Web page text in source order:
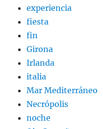
experiencia
fiesta
fin
Girona
Irlanda
italia
Mar Mediterráneo
Necrópolis
noche